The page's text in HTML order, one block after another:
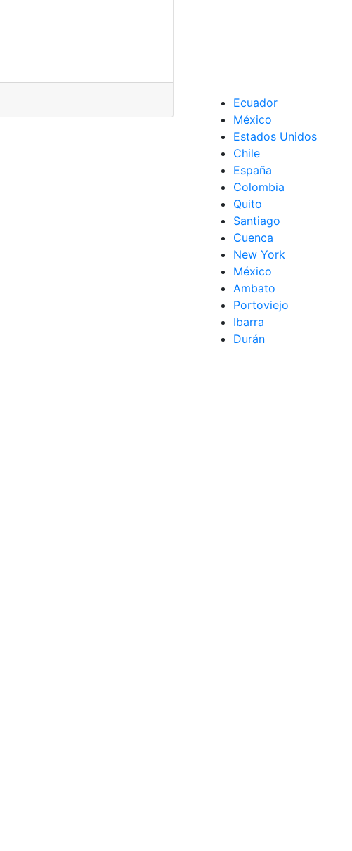
Ecuador
México
Estados Unidos
Chile
España
Colombia
Quito
Santiago
Cuenca
New York
México
Ambato
Portoviejo
Ibarra
Durán